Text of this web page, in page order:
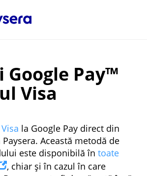
Pay™
Visa
la Google Pay direct din
Această metodă de
este disponibilă în toate
, chiar și în cazul în care